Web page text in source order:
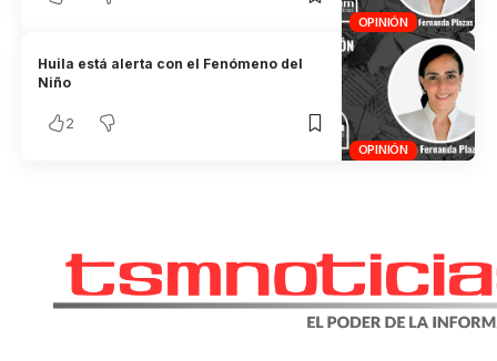
OPINIÓN
OPINIÓN
Huila está alerta con el Fenómeno del
Niño
2